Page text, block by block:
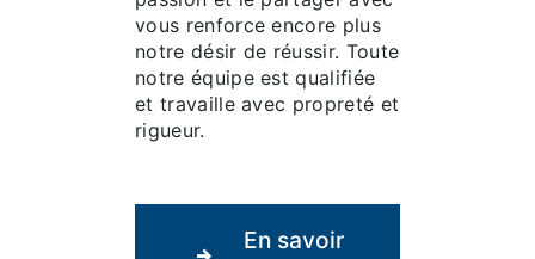
vous renforce encore plus
notre désir de réussir. Toute
notre équipe est qualifiée
et travaille avec propreté et
rigueur.
En savoir